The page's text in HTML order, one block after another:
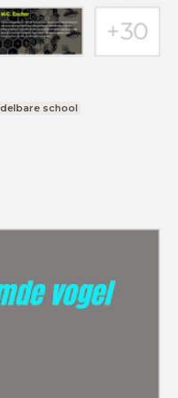
school